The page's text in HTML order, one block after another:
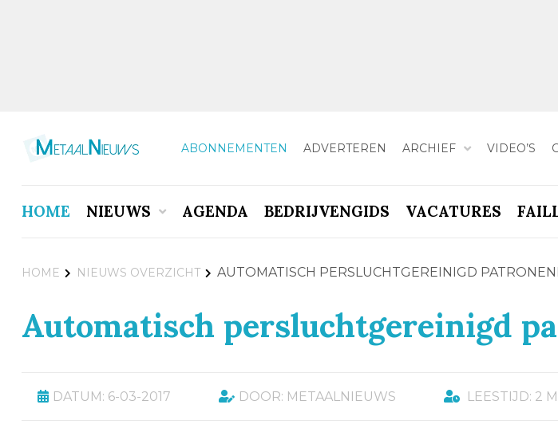
ABONNEMENTEN ADVERTEREN ARCHIEF VIDEO’S
HOME NIEUWS AGENDA BEDRIJVENGIDS VACATURES
HOME NIEUWS OVERZICHT AUTOMATISCH PERSLUCHTGEREINIGD
Automatisch persluchtgereinigd
DATUM: 6-03-2017 DOOR: METAALNIEUWS LEESTIJD: 2